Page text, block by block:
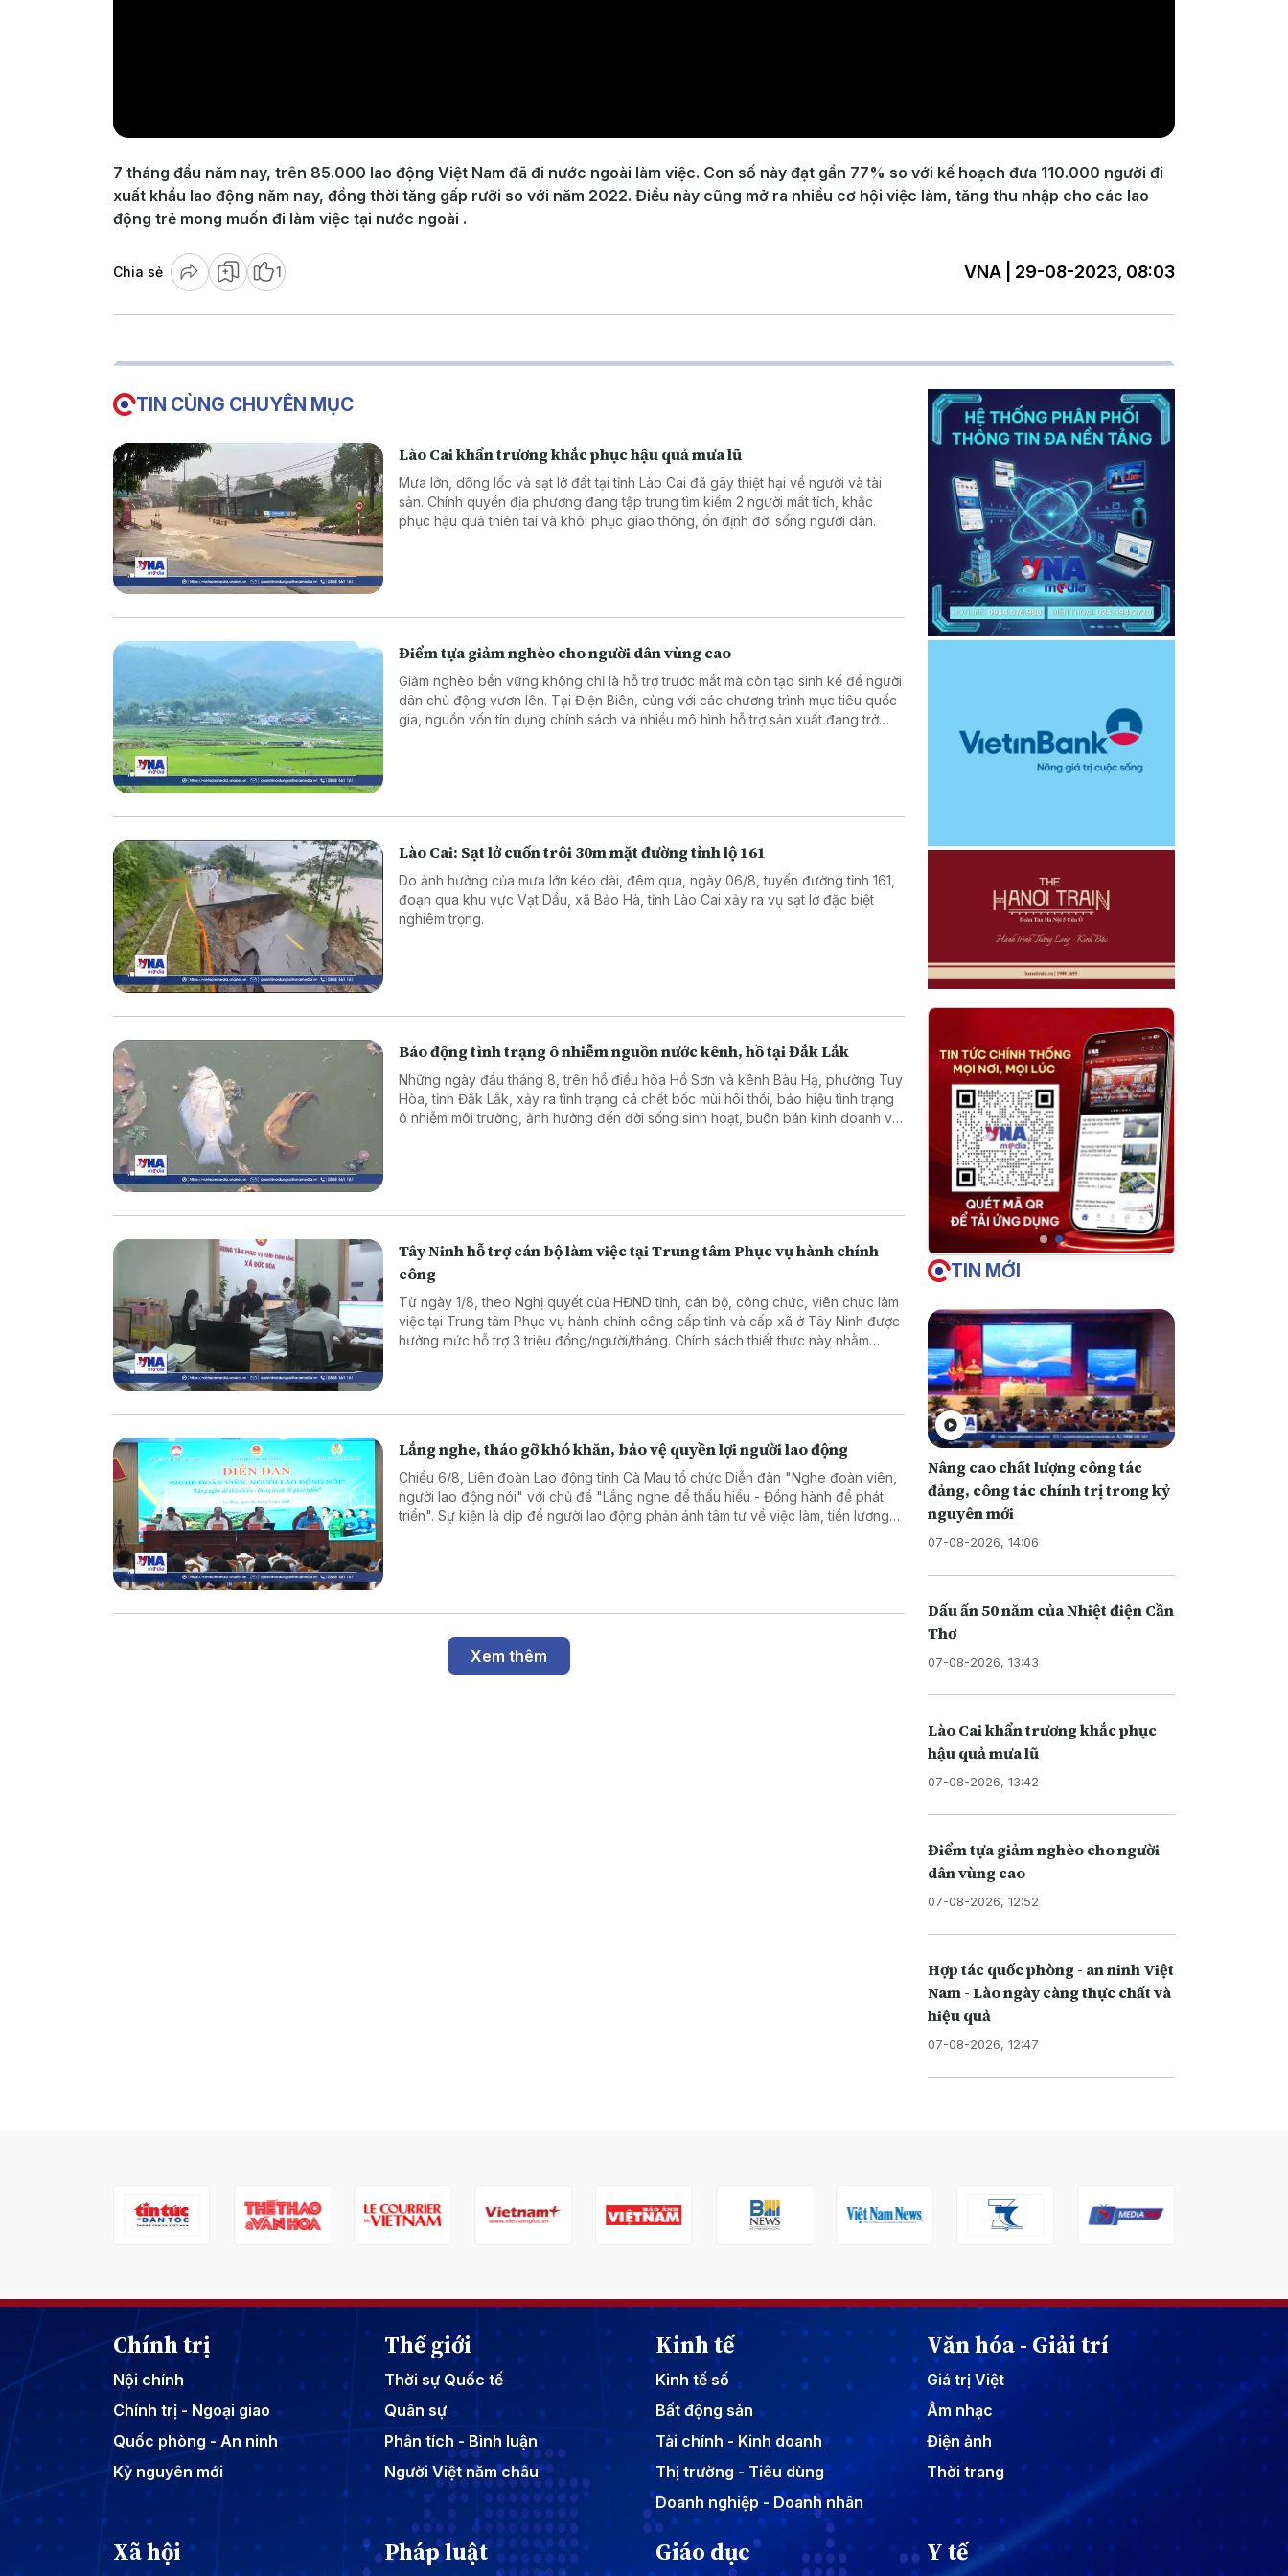
7 tháng đầu năm nay, trên 85.000 lao động Việt Nam đã đi nước ngoài làm việc. Con số này đạt gần 77% so với kế hoạch đưa 110.000 người đi
xuất khẩu lao động năm nay, đồng thời tăng gấp rưỡi so với năm 2022. Điều này cũng mở ra nhiều cơ hội việc làm, tăng thu nhập cho các lao
động trẻ mong muốn đi làm việc tại nước ngoài .
Chia sẻ 1 VNA | 29-08-2023, 08:03
TIN CÙNG CHUYÊN MỤC
Lào Cai khẩn trương khắc phục hậu quả mưa lũ
Mưa lớn, dông lốc và sạt lở đất tại tỉnh Lào Cai đã gây thiệt hại về người và tài
sản. Chính quyền địa phương đang tập trung tìm kiếm 2 người mất tích, khắc
phục hậu quả thiên tai và khôi phục giao thông, ổn định đời sống người dân.
Điểm tựa giảm nghèo cho người dân vùng cao
Giảm nghèo bền vững không chỉ là hỗ trợ trước mắt mà còn tạo sinh kế để người
dân chủ động vươn lên. Tại Điện Biên, cùng với các chương trình mục tiêu quốc
gia, nguồn vốn tín dụng chính sách và nhiều mô hình hỗ trợ sản xuất đang trở
Lào Cai: Sạt lở cuốn trôi 30m mặt đường tỉnh lộ 161
Do ảnh hưởng của mưa lớn kéo dài, đêm qua, ngày 06/8, tuyến đường tỉnh 161,
đoạn qua khu vực Vạt Dầu, xã Bảo Hà, tỉnh Lào Cai xảy ra vụ sạt lở đặc biệt
nghiêm trọng.
Báo động tình trạng ô nhiễm nguồn nước kênh, hồ tại Đắk Lắk
Những ngày đầu tháng 8, trên hồ điều hòa Hồ Sơn và kênh Bàu Hạ, phường Tuy
Hòa, tỉnh Đắk Lắk, xảy ra tình trạng cá chết bốc mùi hôi thối, báo hiệu tình trạng
ô nhiễm môi trường, ảnh hưởng đến đời sống sinh hoạt, buôn bán kinh doanh và
Tây Ninh hỗ trợ cán bộ làm việc tại Trung tâm Phục vụ hành chính
công
Từ ngày 1/8, theo Nghị quyết của HĐND tỉnh, cán bộ, công chức, viên chức làm
việc tại Trung tâm Phục vụ hành chính công cấp tỉnh và cấp xã ở Tây Ninh được
hưởng mức hỗ trợ 3 triệu đồng/người/tháng. Chính sách thiết thực này nhằm
Lắng nghe, tháo gỡ khó khăn, bảo vệ quyền lợi người lao động
Chiều 6/8, Liên đoàn Lao động tỉnh Cà Mau tổ chức Diễn đàn "Nghe đoàn viên,
người lao động nói" với chủ đề "Lắng nghe để thấu hiểu - Đồng hành để phát
triển". Sự kiện là dịp để người lao động phản ánh tâm tư về việc làm, tiền lương
Xem thêm
TIN MỚI
Nâng cao chất lượng công tác
đảng, công tác chính trị trong kỷ
nguyên mới
07-08-2026, 14:06
Dấu ấn 50 năm của Nhiệt điện Cần
Thơ
07-08-2026, 13:43
Lào Cai khẩn trương khắc phục
hậu quả mưa lũ
07-08-2026, 13:42
Điểm tựa giảm nghèo cho người
dân vùng cao
07-08-2026, 12:52
Hợp tác quốc phòng - an ninh Việt
Nam - Lào ngày càng thực chất và
hiệu quả
07-08-2026, 12:47
Chính trị
Nội chính
Chính trị - Ngoại giao
Quốc phòng - An ninh
Kỷ nguyên mới
Thế giới
Thời sự Quốc tế
Quân sự
Phân tích - Bình luận
Người Việt năm châu
Kinh tế
Kinh tế số
Bất động sản
Tài chính - Kinh doanh
Thị trường - Tiêu dùng
Doanh nghiệp - Doanh nhân
Văn hóa - Giải trí
Giá trị Việt
Âm nhạc
Điện ảnh
Thời trang
Xã hội Pháp luật Giáo dục Y tế